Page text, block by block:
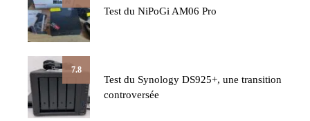
Test du NiPoGi AM06 Pro
7.8
Test du Synology DS925+, une transition
controversée